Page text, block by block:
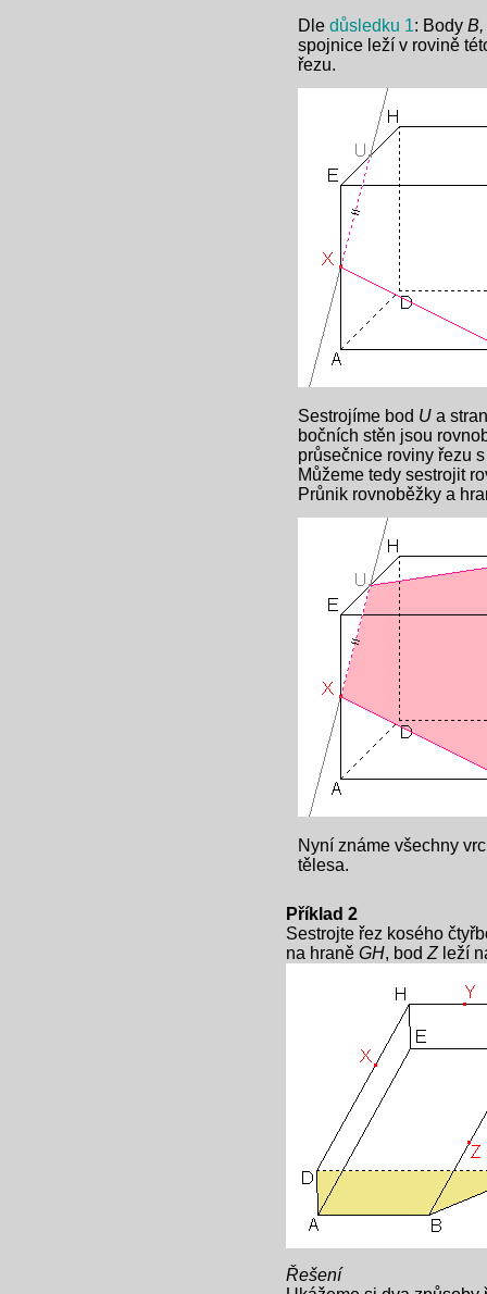
Dle důsledku 1: Body B,
spojnice leží v rovině
řezu.
Sestrojíme bod U a
bočních stěn jsou
průsečnice roviny řezu
Můžeme tedy sestrojit
Průnik rovnoběžky a
Nyní známe všechny
tělesa.
Příklad 2
Sestrojte řez kosého
na hraně GH, bod Zleží
Řešení